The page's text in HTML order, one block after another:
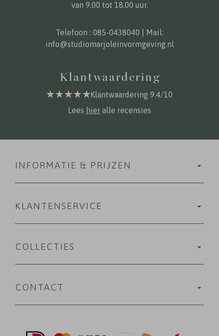
van 9.00 tot 18.00 uur.
Telefoon : 085-0438040 | Mail:
info@studiomarjoleinvormgeving.nl
Klantwaardering
Klantwaardering 9.4/10
Lees hier alle recensies
INFORMATIE & PRIJZEN
KLANTENSERVICE
COLLECTIES
CONTACT